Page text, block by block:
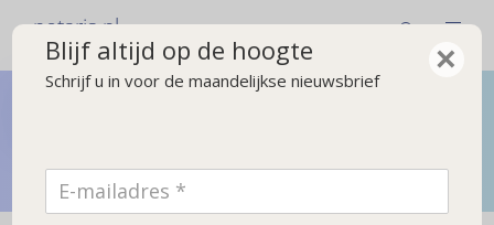
notaris.nl
Wat u moet regelen na een overlijden en wat gebeurt er
met de erfenis
×
Blijf altijd op de hoogte
Schrijf u in voor de maandelijkse nieuwsbrief